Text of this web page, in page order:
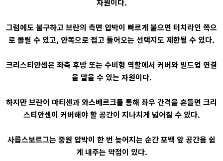
자원이다.
그럼에도 불구하고 브란의 측면 압박이 빠르게 붙으면 터치라인 쪽으
로 몰릴 수 있고, 안쪽으로 접고 들어오는 선택지도 제한될 수 있다.
크리스티안센은 좌측 후방 또는 수비형 역할에서 커버와 빌드업 연결
을 맡을 수 있는 자원이다.
하지만 브란이 마티센과 와스베르크를 통해 좌우 간격을 흔들면 크리
스티안센이 커버해야 할 공간이 지나치게 넓어질 수 있다.
사릅스보르그는 중원 압박이 한 번 늦어지는 순간 포백 앞 공간을 쉽
게 내주는 약점이 있다.